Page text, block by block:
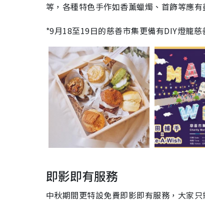
等，各種特色手作如香薰蠟燭、首飾等應
*9月18至19日的慈善市集更備有DIY燈籠
即影即有服務
中秋期間更特設免費即影即有服務，大家